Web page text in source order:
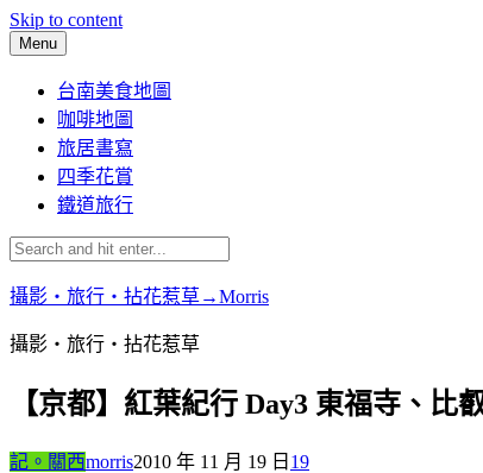
Skip to content
Menu
台南美食地圖
咖啡地圖
旅居書寫
四季花賞
鐵道旅行
攝影‧旅行‧拈花惹草→Morris
攝影‧旅行‧拈花惹草
【京都】紅葉紀行 Day3 東福寺、
記。關西morris2010 年 11 月 19 日 19